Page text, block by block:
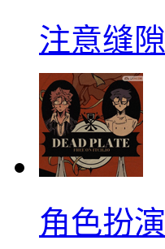
注意缝隙
角色扮演